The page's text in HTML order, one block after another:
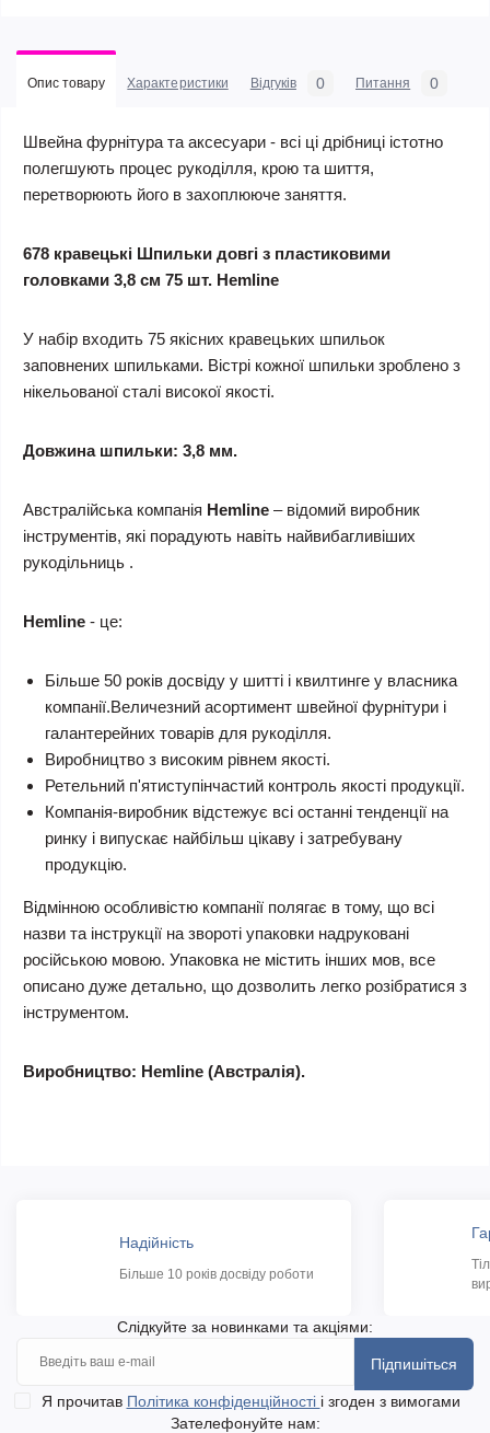
Опис товару Характеристики Відгуків 0 Питання 0
Швейна фурнітура та аксесуари - всі ці дрібниці істотно
полегшують процес рукоділля, крою та шиття,
перетворюють його в захоплююче заняття.
678 кравецькі Шпильки довгі з пластиковими
головками 3,8 см 75 шт. Hemline
У набір входить 75 якісних кравецьких шпильок
заповнених шпильками. Вістрі кожної шпильки зроблено з
нікельованої сталі високої якості.
Довжина шпильки: 3,8 мм.
Австралійська компанія Hemline – відомий виробник
інструментів, які порадують навіть найвибагливіших
рукодільниць .
Hemline - це:
Більше 50 років досвіду у шитті і квилтинге у власника
компанії.Величезний асортимент швейної фурнітури і
галантерейних товарів для рукоділля.
Виробництво з високим рівнем якості.
Ретельний п'ятиступінчастий контроль якості продукції.
Компанія-виробник відстежує всі останні тенденції на
ринку і випускає найбільш цікаву і затребувану
продукцію.
Відмінною особливістю компанії полягає в тому, що всі
назви та інструкції на звороті упаковки надруковані
російською мовою. Упаковка не містить інших мов, все
описано дуже детально, що дозволить легко розібратися з
інструментом.
Виробництво: Hemline (Австралія).
Надійність
Більше 10 років досвіду роботи
Слідкуйте за новинками та акціями:
Підпишіться
Я прочитав Політика конфіденційності і згоден з вимогами
Зателефонуйте нам: